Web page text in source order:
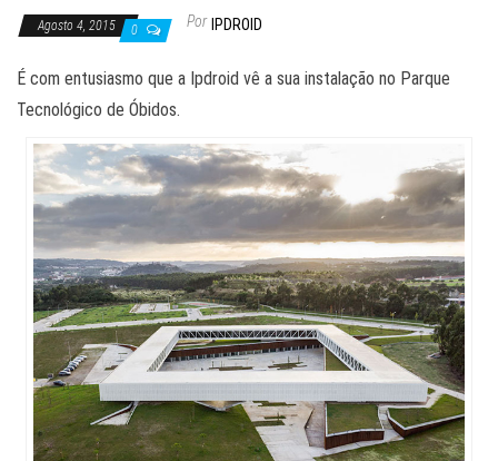
Agosto 4, 2015 0 Por IPDROID
É com entusiasmo que a Ipdroid vê a sua instalação no Parque
Tecnológico de Óbidos.